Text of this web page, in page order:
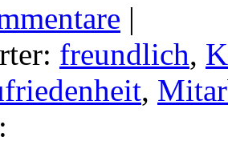
|
freundlich,
,